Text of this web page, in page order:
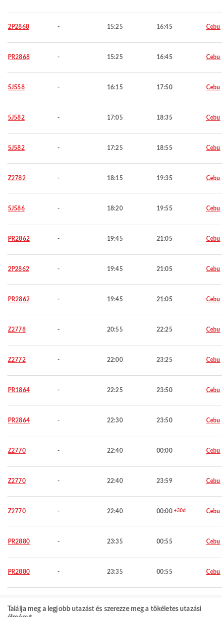
2P2868 - 15:25 16:45 Cebu
PR2868 - 15:25 16:45 Cebu
5J558 - 16:15 17:50 Cebu
5J582 - 17:05 18:35 Cebu
5J582 - 17:25 18:55 Cebu
Z2782 - 18:15 19:35 Cebu
5J586 - 18:20 19:55 Cebu
PR2862 - 19:45 21:05 Cebu
2P2862 - 19:45 21:05 Cebu
PR2862 - 19:45 21:05 Cebu
Z2778 - 20:55 22:25 Cebu
Z2772 - 22:00 23:25 Cebu
PR1864 - 22:25 23:50 Cebu
PR2864 - 22:30 23:50 Cebu
Z2770 - 22:40 00:00 Cebu
Z2770 - 22:40 23:59 Cebu
Z2770 - 22:40 00:00 +30d Cebu
PR2880 - 23:35 00:55 Cebu
PR2880 - 23:35 00:55 Cebu
Találja meg a legjobb utazást és szerezze meg a tökéletes utazási